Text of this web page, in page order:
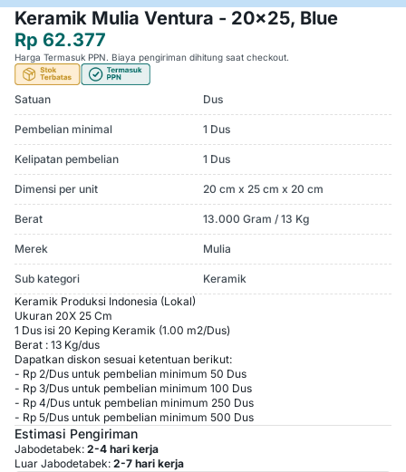
Keramik Mulia Ventura - 20x25, Blue
Rp 62.377
Harga Termasuk PPN. Biaya pengiriman dihitung saat checkout.
Satuan Dus
Pembelian minimal 1 Dus
Kelipatan pembelian 1 Dus
Dimensi per unit 20 cm x 25 cm x 20 cm
Berat 13.000 Gram / 13 Kg
Merek Mulia
Sub kategori
Keramik
Keramik Produksi Indonesia (Lokal)
Ukuran 20X 25 Cm
1 Dus isi 20 Keping Keramik (1.00 m2/Dus)
Berat : 13 Kg/dus
Dapatkan diskon sesuai ketentuan berikut:
- Rp 2/Dus untuk pembelian minimum 50 Dus
- Rp 3/Dus untuk pembelian minimum 100 Dus
- Rp 4/Dus untuk pembelian minimum 250 Dus
- Rp 5/Dus untuk pembelian minimum 500 Dus
Estimasi Pengiriman
Jabodetabek: 2-4 hari kerja
Luar Jabodetabek: 2-7 hari kerja